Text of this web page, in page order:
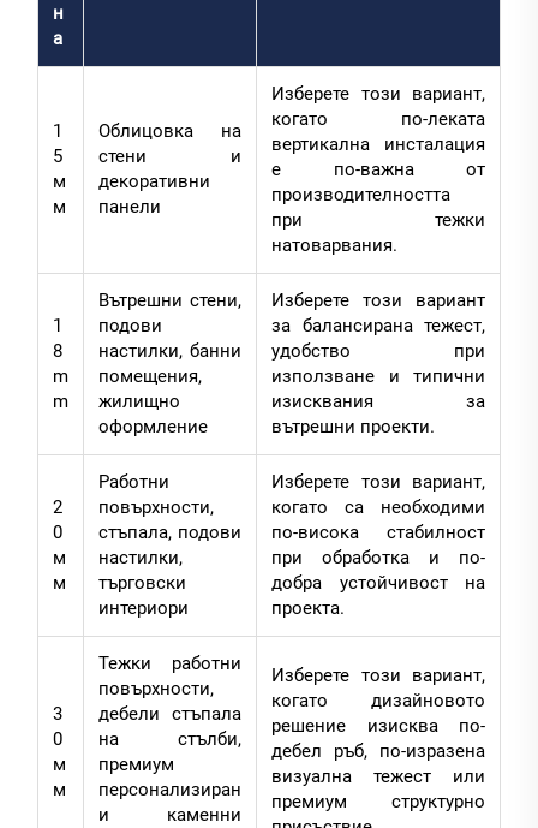
н
а
1
5
м
м
Облицовка на
стени и
декоративни
панели
Изберете този вариант,
когато по-леката
вертикална инсталация
е по-важна от
производителността
при тежки
натоварвания.
1
8
m
m
Вътрешни стени,
подови
настилки, банни
помещения,
жилищно
оформление
Изберете този вариант
за балансирана тежест,
удобство при
използване и типични
изисквания за
вътрешни проекти.
2
0
м
м
Работни
повърхности,
стъпала, подови
настилки,
търговски
интериори
Изберете този вариант,
когато са необходими
по-висока стабилност
при обработка и по-
добра устойчивост на
проекта.
3
0
м
м
Тежки работни
повърхности,
дебели стъпала
на стълби,
премиум
персонализиран
и каменни
Изберете този вариант,
когато дизайновото
решение изисква по-
дебел ръб, по-изразена
визуална тежест или
премиум структурно